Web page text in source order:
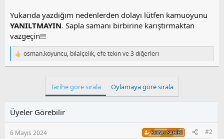
Yukarıda yazdığım nedenlerden dolayı lütfen kamuoyunu
YANILTMAYIN. Sapla samanı birbirine karıştırmaktan
vazgeçin!!!
T
e
e
r
:
osman.koyuncu, bilalçelik,efe tekinve 3 diğerleri
Tarihe göre sırala Oylamaya göre sırala
Üyeler Görebilir
6 Mayıs 2024 KONU SAHIBI #2